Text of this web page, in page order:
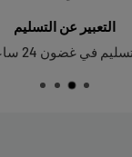
التعبير عن التسليم
في غضون 24 ساعة